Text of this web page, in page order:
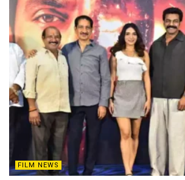
FILM NEWS